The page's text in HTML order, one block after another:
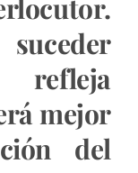
refleja
mejor
del